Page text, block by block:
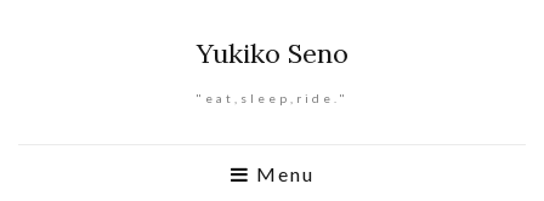
Yukiko Seno
"eat,sleep,ride."
Menu